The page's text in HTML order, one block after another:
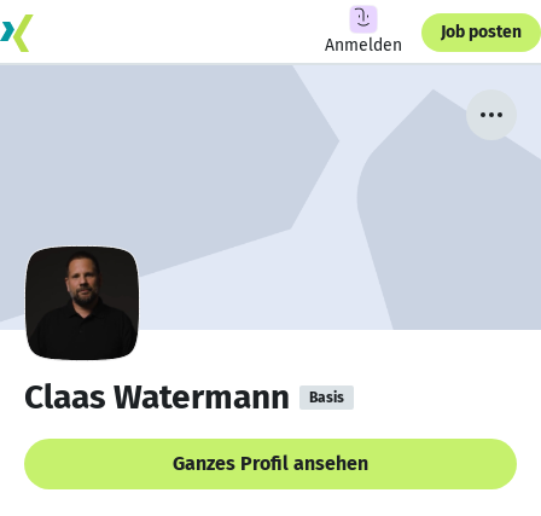
Anmelden
Job posten
Claas Watermann Basis
Ganzes Profil ansehen